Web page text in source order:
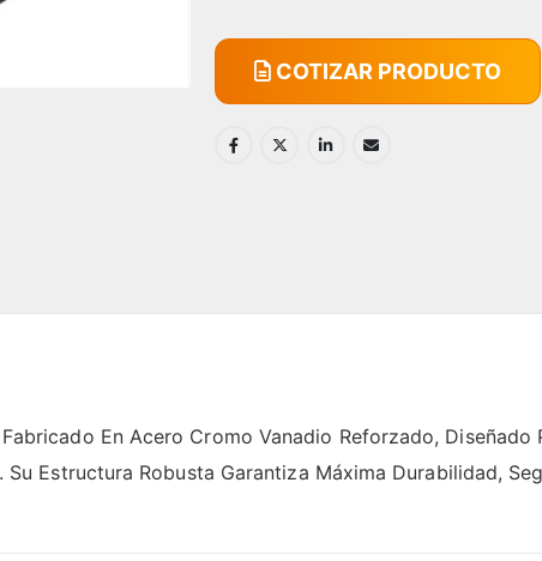
COTIZAR PRODUCTO
En Acero Cromo Vanadio Reforzado,
Estructura Robusta Garantiza Máxima Durabilidad,